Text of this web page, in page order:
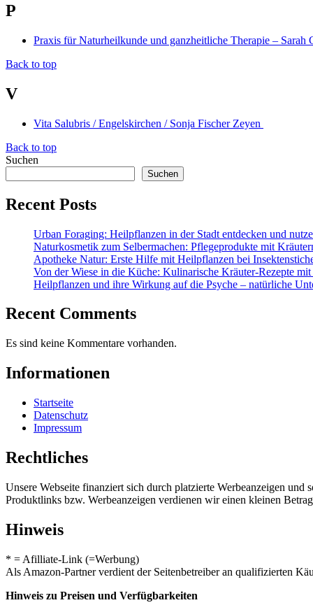
P
Praxis für Naturheilkunde und ganzheitliche Therapie –
Back to top
V
Vita Salubris / Engelskirchen / Sonja Fischer Zeyen
Back to top
Suchen
Suchen
Recent Posts
Urban Foraging: Heilpflanzen in der Stadt entdecken und
Naturkosmetik zum Selbermachen: Pflegeprodukte mit
Apotheke Natur: Erste Hilfe mit Heilpflanzen bei
Von der Wiese in die Küche: Kulinarische Kräuter-Rezepte
Heilpflanzen und ihre Wirkung auf die Psyche – natürliche
Recent Comments
Es sind keine Kommentare vorhanden.
Informationen
Startseite
Datenschutz
Impressum
Rechtliches
Unsere Webseite finanziert sich durch platzierte Werbeanzeigen
Produktlinks bzw. Werbeanzeigen verdienen wir einen kleinen
Hinweis
* = Afilliate-Link (=Werbung)
Als Amazon-Partner verdient der Seitenbetreiber an qualifizierten
Hinweis zu Preisen und Verfügbarkeiten